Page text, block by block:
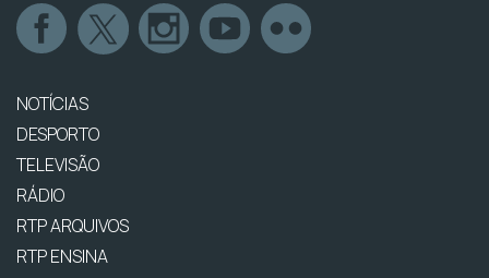
NOTÍCIAS
DESPORTO
TELEVISÃO
RÁDIO
RTP ARQUIVOS
RTP ENSINA